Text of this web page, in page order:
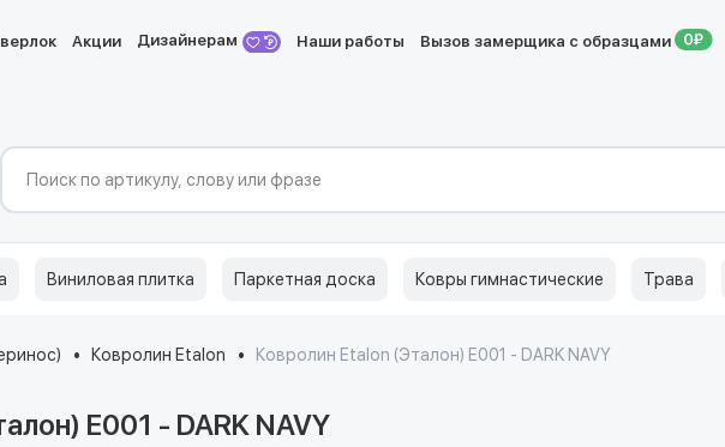
Акции Дизайнерам Наши работы Вызов замерщика с образцами
Виниловая плитка Паркетная доска Ковры гимнастические Трава
Ковролин Etalon Ковролин Etalon (Эталон) E001 - DARK NAVY
E001 - DARK NAVY